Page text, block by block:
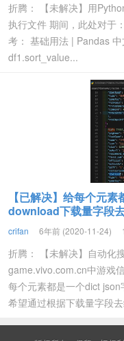
折腾： 【未解决】用
执行文件 期间，此处对于
考： 基础用法 | Pandas
df1.sort_value...
【已解决】给每个元
download下载量字段
crifan 6年前 (2020-11-24)
折腾： 【未解决】自动化
game.vivo.com.cn中游戏
每个元素都是一个dict
希望通过根据下载量字段